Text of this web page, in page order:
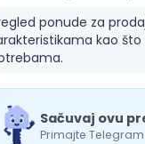
ponude za
kao
Sačuvaj ovu
Primajte